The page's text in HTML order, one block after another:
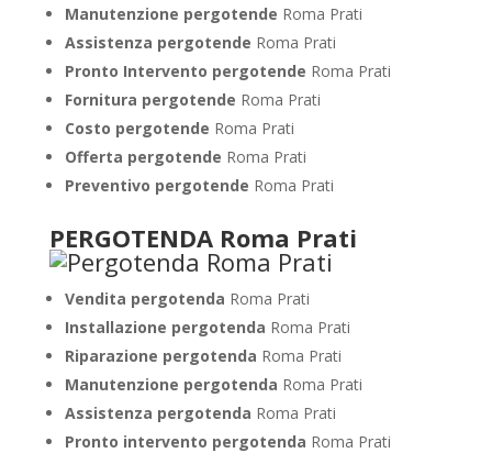
Manutenzione pergotende Roma Prati
Assistenza pergotende Roma Prati
Pronto Intervento pergotende Roma Prati
Fornitura pergotende Roma Prati
Costo pergotende Roma Prati
Offerta pergotende Roma Prati
Preventivo pergotende Roma Prati
PERGOTENDA Roma Prati
Vendita pergotenda Roma Prati
Installazione pergotenda Roma Prati
Riparazione pergotenda Roma Prati
Manutenzione pergotenda Roma Prati
Assistenza pergotenda Roma Prati
Pronto intervento pergotenda Roma Prati